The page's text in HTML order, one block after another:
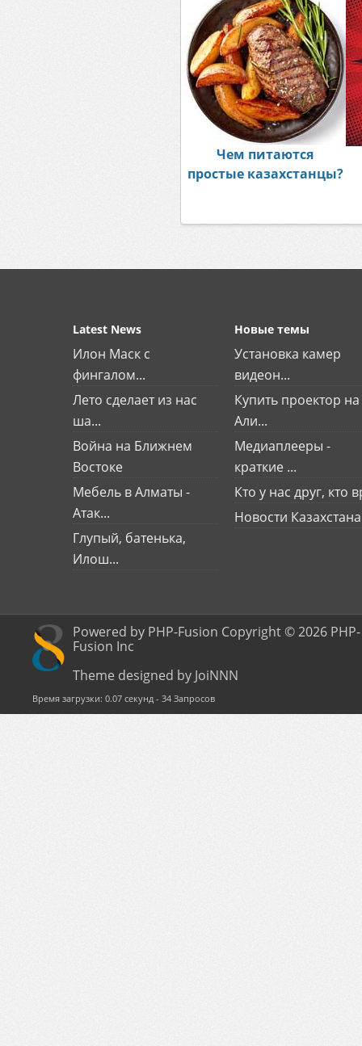
Чем питаются
простые казахстанцы?
Latest News
Илон Маск с
фингалом...
Лето сделает из нас
ша...
Война на Ближнем
Востоке
Мебель в Алматы -
Атак...
Глупый, батенька,
Илош...
Новые темы
Установка камер
видеон...
Купить проектор на
Али...
Медиаплееры -
краткие ...
Кто у нас друг, кто
Новости Казахстана
Powered by PHP-Fusion Copyright © 2026 PHP-
Fusion Inc
Theme designed by JoiNNN
Время загрузки: 0.07 секунд - 34 Запросов